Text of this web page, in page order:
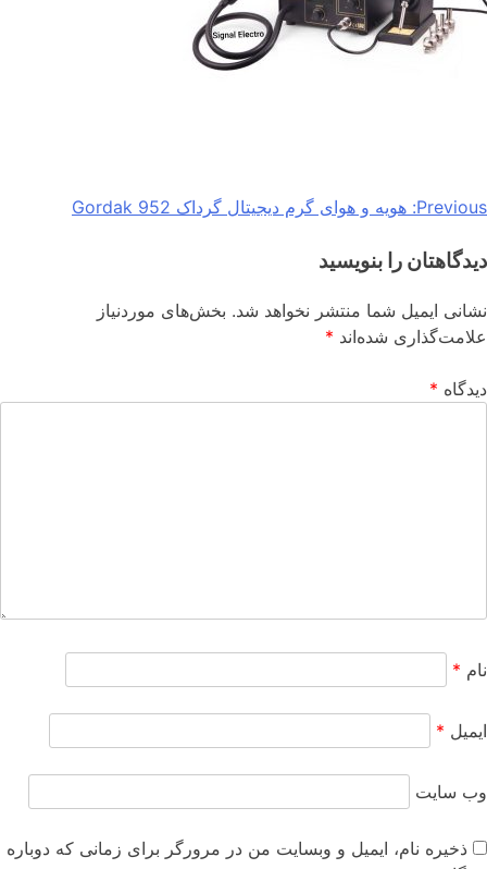
Previous: هویه و هوای گرم دیجیتال گرداک 952 Gordak
دیدگاهتان را بنویسید
نشانی ایمیل شما منتشر نخواهد شد. بخش‌های موردنیاز
علامت‌گذاری شده‌اند *
دیدگاه *
نام *
ایمیل *
وب‌ سایت
ذخیره نام، ایمیل و وبسایت من در مرورگر برای زمانی که دوباره